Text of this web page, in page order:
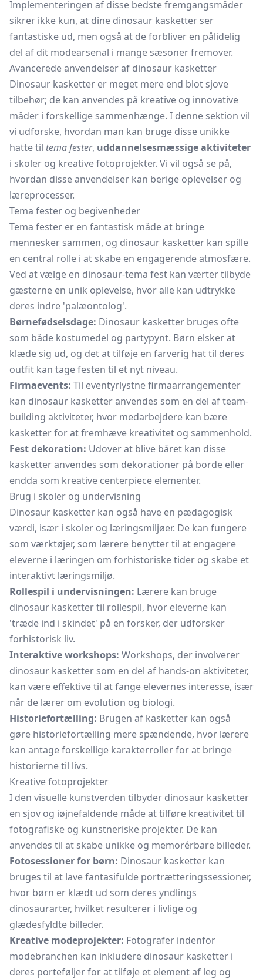
Implementeringen af disse bedste fremgangsmåder
sikrer ikke kun, at dine dinosaur kasketter ser
fantastiske ud, men også at de forbliver en pålidelig
del af dit modearsenal i mange sæsoner fremover.
Avancerede anvendelser af dinosaur kasketter
Dinosaur kasketter er meget mere end blot sjove
tilbehør; de kan anvendes på kreative og innovative
måder i forskellige sammenhænge. I denne sektion vil
vi udforske, hvordan man kan bruge disse unikke
hatte til tema fester, uddannelsesmæssige aktiviteter
i skoler og kreative fotoprojekter. Vi vil også se på,
hvordan disse anvendelser kan berige oplevelser og
læreprocesser.
Tema fester og begivenheder
Tema fester er en fantastisk måde at bringe
mennesker sammen, og dinosaur kasketter kan spille
en central rolle i at skabe en engagerende atmosfære.
Ved at vælge en dinosaur-tema fest kan værter tilbyde
gæsterne en unik oplevelse, hvor alle kan udtrykke
deres indre 'palæontolog'.
Børnefødselsdage: Dinosaur kasketter bruges ofte
som både kostumedel og partypynt. Børn elsker at
klæde sig ud, og det at tilføje en farverig hat til deres
outfit kan tage festen til et nyt niveau.
Firmaevents: Til eventyrlystne firmaarrangementer
kan dinosaur kasketter anvendes som en del af team-
building aktiviteter, hvor medarbejdere kan bære
kasketter for at fremhæve kreativitet og sammenhold.
Fest dekoration: Udover at blive båret kan disse
kasketter anvendes som dekorationer på borde eller
endda som kreative centerpiece elementer.
Brug i skoler og undervisning
Dinosaur kasketter kan også have en pædagogisk
værdi, især i skoler og læringsmiljøer. De kan fungere
som værktøjer, som lærere benytter til at engagere
eleverne i læringen om forhistoriske tider og skabe et
interaktivt læringsmiljø.
Rollespil i undervisningen: Lærere kan bruge
dinosaur kasketter til rollespil, hvor eleverne kan
'træde ind i skindet' på en forsker, der udforsker
forhistorisk liv.
Interaktive workshops: Workshops, der involverer
dinosaur kasketter som en del af hands-on aktiviteter,
kan være effektive til at fange elevernes interesse, især
når de lærer om evolution og biologi.
Historiefortælling: Brugen af kasketter kan også
gøre historiefortælling mere spændende, hvor lærere
kan antage forskellige karakterroller for at bringe
historierne til livs.
Kreative fotoprojekter
I den visuelle kunstverden tilbyder dinosaur kasketter
en sjov og iøjnefaldende måde at tilføre kreativitet til
fotografiske og kunstneriske projekter. De kan
anvendes til at skabe unikke og memorérbare billeder.
Fotosessioner for børn: Dinosaur kasketter kan
bruges til at lave fantasifulde portrætteringssessioner,
hvor børn er klædt ud som deres yndlings
dinosaurarter, hvilket resulterer i livlige og
glædesfyldte billeder.
Kreative modeprojekter: Fotografer indenfor
modebranchen kan inkludere dinosaur kasketter i
deres porteføljer for at tilføje et element af leg og